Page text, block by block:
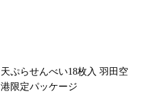
天ぷらせんべい18枚入 羽田空
港限定パッケージ